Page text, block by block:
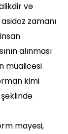
və
zamanı
alınması
müalicəsi
kimi
mayesi,